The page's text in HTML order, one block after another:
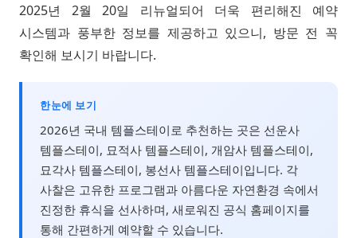
2025년 2월 20일 리뉴얼되어 더욱 편리해진 예약
시스템과 풍부한 정보를 제공하고 있으니, 방문 전 꼭
확인해 보시기 바랍니다.
한눈에 보기
2026년 국내 템플스테이로 추천하는 곳은 선운사
템플스테이, 묘적사 템플스테이, 개암사 템플스테이,
묘각사 템플스테이, 봉선사 템플스테이입니다. 각
사찰은 고유한 프로그램과 아름다운 자연환경 속에서
진정한 휴식을 선사하며, 새로워진 공식 홈페이지를
통해 간편하게 예약할 수 있습니다.